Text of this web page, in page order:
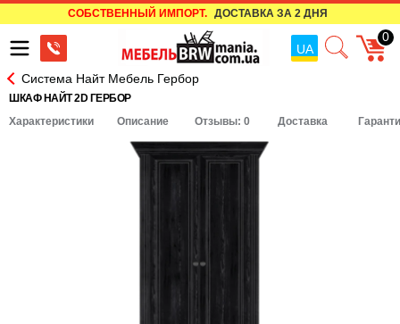
СОБСТВЕННЫЙ ИМПОРТ. ДОСТАВКА ЗА 2 ДНЯ
UA
0
Система Найт Мебель Гербор
ШКАФ НАЙТ 2D ГЕРБОР
Характеристики
Описание Отзывы: 0 Доставка